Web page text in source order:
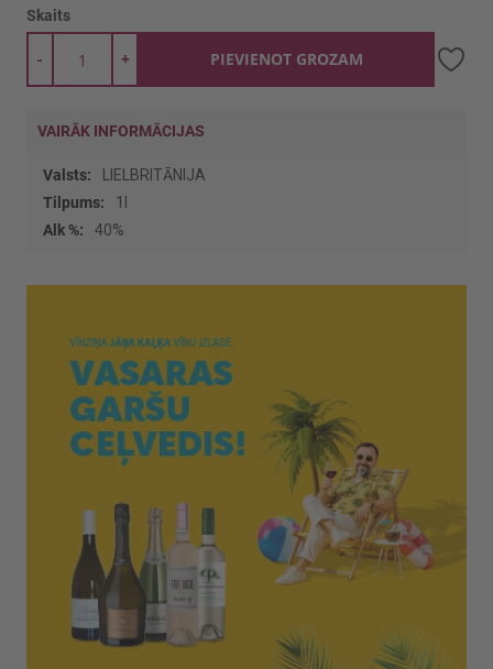
Skaits
+
- PIEVIENOT GROZAM
VAIRĀK INFORMĀCIJAS
Vairāk
informācijas
LIELBRITĀNIJA
1l
40%